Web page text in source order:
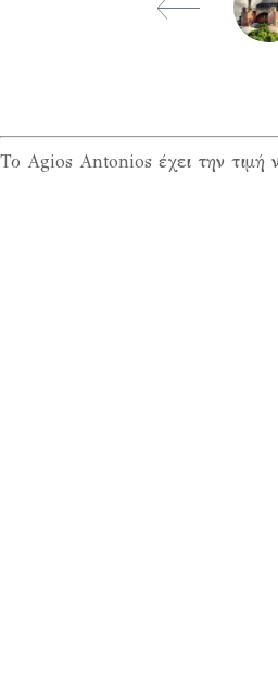
Το Agios Antonios έχει την τιμή